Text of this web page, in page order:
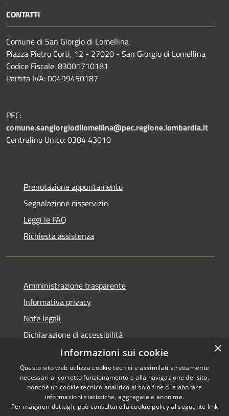
CONTATTI
Comune di San Giorgio di Lomellina
Piazza Pietro Corti, 12 - 27020 - San Giorgio di Lomellina
Codice Fiscale: 83001710181
Partita IVA: 00499450187
PEC:
comune.sangiorgiodilomellina@pec.regione.lombardia.it
Centralino Unico: 0384 43010
Prenotazione appuntamento
Segnalazione disservizio
Leggi le FAQ
Richiesta assistenza
Amministrazione trasparente
Informativa privacy
Note legali
Dichiarazione di accessibilità
Accessibilità
Privacy
Copyright © 2026 • Comune di
San Giorgio di Lomellina •
Powered byMunicipium •
×
Informazioni sui cookie
Questo sito web utilizza cookie tecnici e assimilati strettamente
necessari al corretto funzionamento e alla navigazione del sito,
nonché un cookie tecnico analitico al solo fine di elaborare
informazioni statistiche, aggregate e anonime.
Per maggiori dettagli, può consultare la cookie policy al seguente link